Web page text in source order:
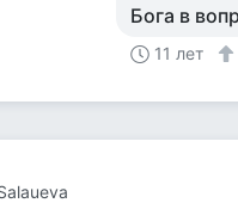
Бога в
11 лет